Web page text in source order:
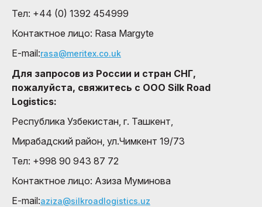
Тел: +44 (0) 1392 454999
Контактное лицо: Rasa Margyte
E-mail:rasa@meritex.co.uk
Для запросов из России и стран СНГ,
пожалуйста, свяжитесь с OOO Silk Road
Logistics:
Республика Узбекистан, г. Ташкент,
Мирабадский район, ул.Чимкент 19/73
Тел: +998 90 943 87 72
Контактное лицо: Азиза Муминовa
E-mail:aziza@silkroadlogistics.uz